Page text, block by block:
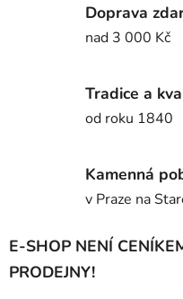
Doprava
nad 3 000 Kč
Tradice a
od roku 1840
Kamenná
v Praze na
E-SHOP NENÍ
PRODEJNY!